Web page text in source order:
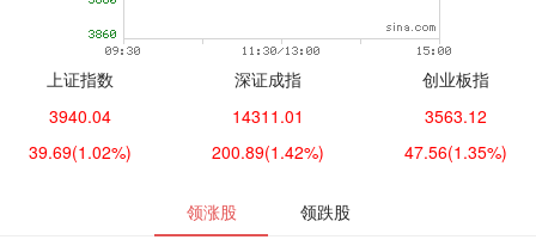
上证指数
3940.04
39.69(1.02%)
深证成指
14311.01
200.89(1.42%)
创业板指
3563.12
47.56(1.35%)
领涨股 领跌股